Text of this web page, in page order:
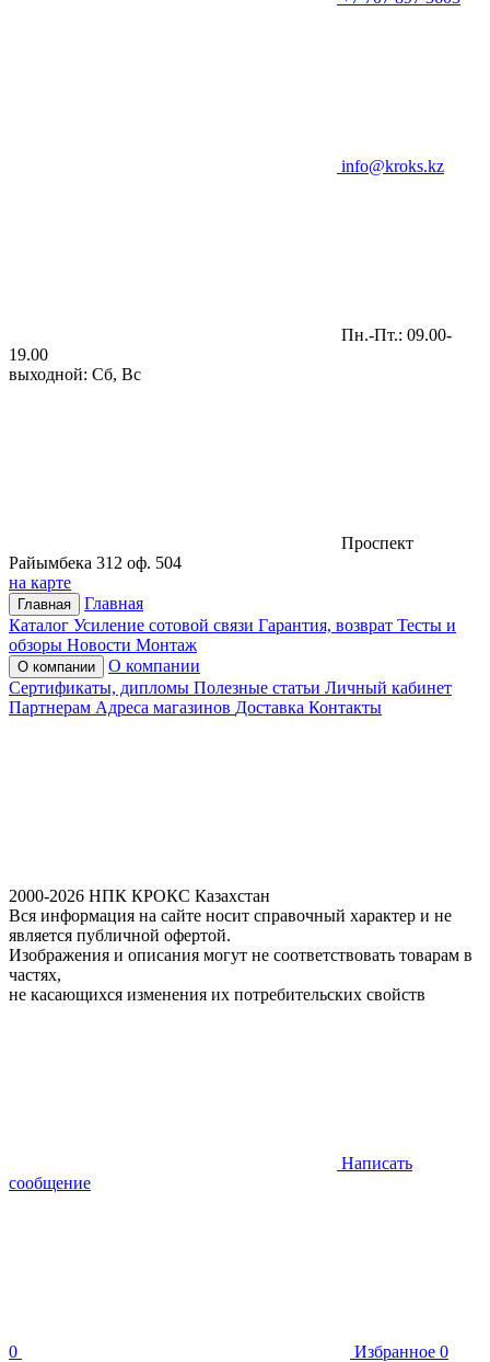
info@kroks.kz
Пн.-Пт.: 09.00-
19.00
выходной: Сб, Вс
Проспект
Райымбека 312 оф. 504
на карте
Главная
Главная
Каталог Усиление сотовой связи Гарантия, возврат Тесты и
обзоры Новости Монтаж
О компании
О компании
Сертификаты, дипломы Полезные статьи Личный кабинет
Партнерам Адреса магазинов Доставка Контакты
2000-2026 НПК КРОКС Казахстан
Вся информация на сайте носит справочный характер и не
является публичной офертой.
Изображения и описания могут не соответствовать товарам в
частях,
не касающихся изменения их потребительских свойств
Написать
сообщение
0 Избранное 0